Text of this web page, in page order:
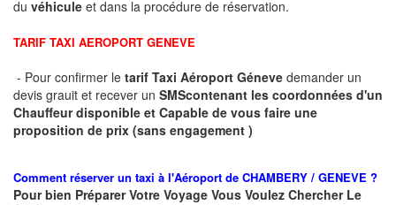
du véhicule et dans la procédure de réservation.
TARIF TAXI AEROPORT GENEVE
- Pour confirmer le tarif Taxi Aéroport Géneve demander un
devis grauit et recever un SMScontenant les coordonnées d'un
Chauffeur disponible et Capable de vous faire une
proposition de prix (sans engagement )
Comment réserver un taxi à l'Aéroport de CHAMBERY / GENEVE ?
Pour bien Préparer Votre Voyage Vous Voulez Chercher Le